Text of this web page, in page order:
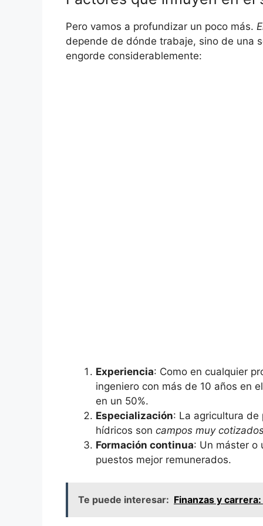
Pero vamos a profundizar un poco más.
depende de dónde trabaje, sino de una
engorde considerablemente:
Experiencia: Como en cualquier
ingeniero con más de 10 años en
en un 50%.
Especialización: La agricultura de
hídricos son campos muy
Formación continua: Un máster o
puestos mejor remunerados.
Te puede interesar: Finanzas y